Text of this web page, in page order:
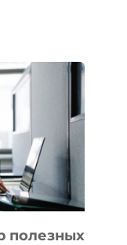
полезных